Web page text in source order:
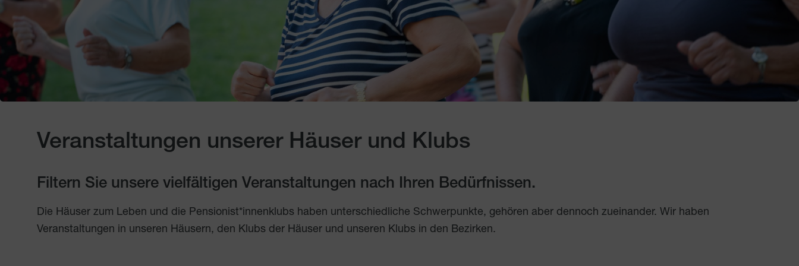
Veranstaltungen unserer Häuser und Klubs
Filtern Sie unsere vielfältigen Veranstaltungen nach Ihren Bedürfnissen.
Die Häuser zum Leben und die Pensionist*innenklubs haben unterschiedliche Schwerpunkte, gehören aber dennoch zueinander. Wir haben
Veranstaltungen in unseren Häusern, den Klubs der Häuser und unseren Klubs in den Bezirken.